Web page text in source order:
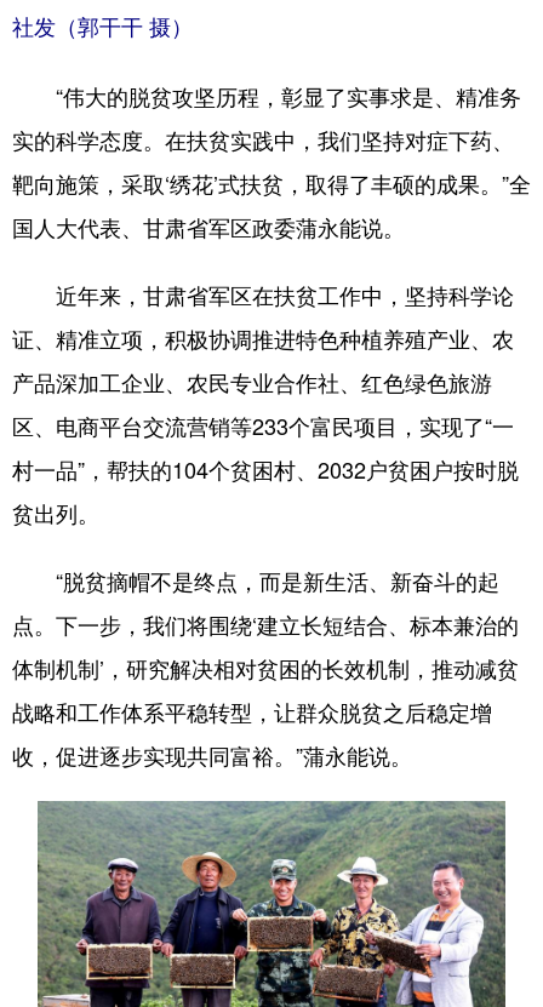
社发（郭干干 摄）
“伟大的脱贫攻坚历程，彰显了实事求是、精准务
实的科学态度。在扶贫实践中，我们坚持对症下药、
靶向施策，采取‘绣花’式扶贫，取得了丰硕的成果。”全
国人大代表、甘肃省军区政委蒲永能说。
近年来，甘肃省军区在扶贫工作中，坚持科学论
证、精准立项，积极协调推进特色种植养殖产业、农
产品深加工企业、农民专业合作社、红色绿色旅游
区、电商平台交流营销等233个富民项目，实现了“一
村一品”，帮扶的104个贫困村、2032户贫困户按时脱
贫出列。
“脱贫摘帽不是终点，而是新生活、新奋斗的起
点。下一步，我们将围绕‘建立长短结合、标本兼治的
体制机制’，研究解决相对贫困的长效机制，推动减贫
战略和工作体系平稳转型，让群众脱贫之后稳定增
收，促进逐步实现共同富裕。”蒲永能说。